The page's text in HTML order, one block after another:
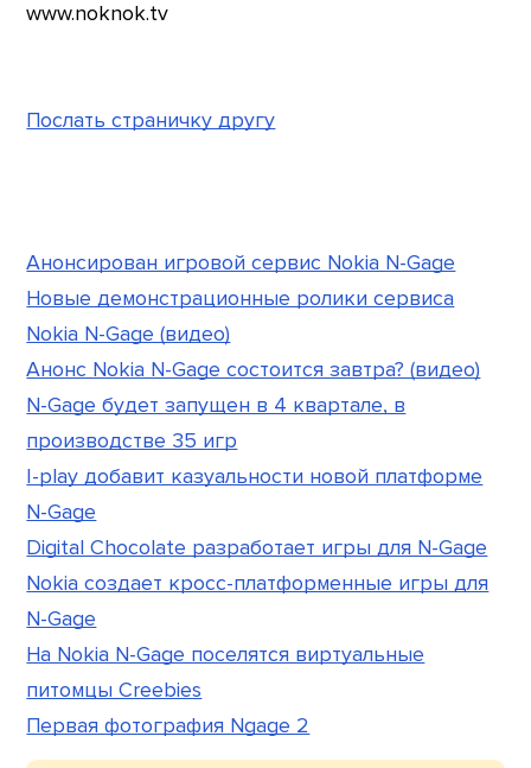
www.noknok.tv
Послать страничку другу
Анонсирован игровой сервис Nokia N-Gage
Новые демонстрационные ролики сервиса
Nokia N-Gage (видео)
Анонс Nokia N-Gage состоится завтра? (видео)
N-Gage будет запущен в 4 квартале, в
производстве 35 игр
I-play добавит казуальности новой платформе
N-Gage
Digital Chocolate разработает игры для N-Gage
Nokia создает кросс-платформенные игры для
N-Gage
На Nokia N-Gage поселятся виртуальные
питомцы Creebies
Первая фотография Ngage 2